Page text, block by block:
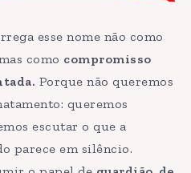
esse nome não como
como compromisso
Porque não queremos
queremos
escutar o que a
parece em silêncio.